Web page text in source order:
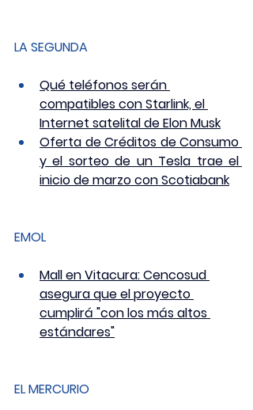
LA SEGUNDA
Qué teléfonos serán
compatibles con Starlink, el
Internet satelital de Elon Musk
Oferta de Créditos de Consumo
y el sorteo de un Tesla trae el
inicio de marzo con Scotiabank
EMOL
Mall en Vitacura: Cencosud
asegura que el proyecto
cumplirá "con los más altos
estándares"
EL MERCURIO